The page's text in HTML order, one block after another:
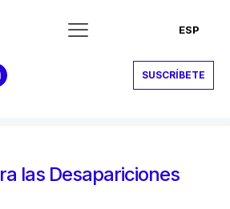
ESP
SUSCRÍBETE
las Desapariciones